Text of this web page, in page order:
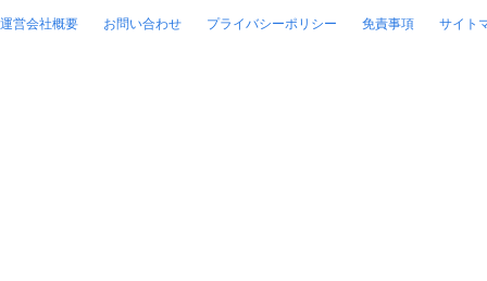
運営会社概要 お問い合わせ プライバシーポリシー 免責事項 サイト